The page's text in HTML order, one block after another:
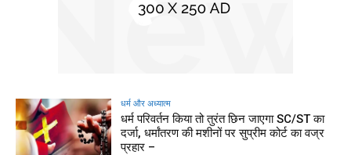
धर्म और अध्यात्म
धर्म परिवर्तन किया तो तुरंत छिन जाएगा SC/ST का
दर्जा, धर्मांतरण की मशीनों पर सुप्रीम कोर्ट का वज्र
प्रहार –